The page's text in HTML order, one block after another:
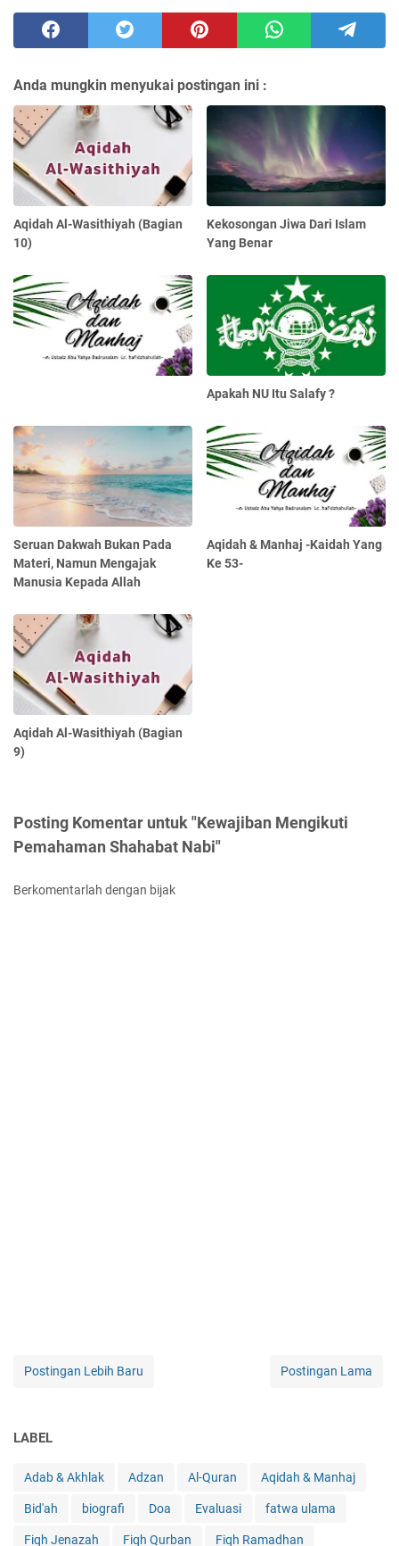
Anda mungkin menyukai postingan ini :
Aqidah Al-Wasithiyah (Bagian
10)
Kekosongan Jiwa Dari Islam
Yang Benar
Apakah NU Itu Salafy ?
Seruan Dakwah Bukan Pada
Materi, Namun Mengajak
Manusia Kepada Allah
Aqidah & Manhaj -Kaidah Yang
Ke 53-
Aqidah Al-Wasithiyah (Bagian
9)
Posting Komentar untuk "Kewajiban Mengikuti
Pemahaman Shahabat Nabi"
Berkomentarlah dengan bijak
Postingan Lebih Baru Postingan Lama
LABEL
Adab & Akhlak Adzan Al-Quran Aqidah & Manhaj
Bid'ah biografi Doa Evaluasi fatwa ulama
Fiqh Jenazah Fiqh Qurban Fiqh Ramadhan